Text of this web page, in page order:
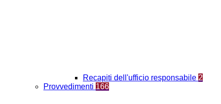
Recapiti dell'ufficio responsabile 2
Provvedimenti 166